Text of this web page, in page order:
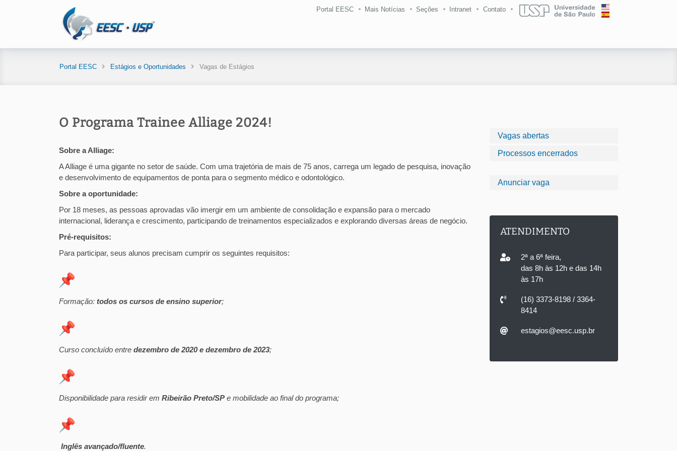
Portal EESC Mais Notícias Seções Intranet Contato
Portal EESC Estágios e Oportunidades Vagas de Estágios
Vagas abertas
Processos encerrados
Anunciar vaga
ATENDIMENTO
2ª a 6ª feira,
das 8h às 12h e das 14h
às 17h
(16) 3373-8198 / 3364-
8414
estagios@eesc.usp.br
O Programa Trainee Alliage 2024!
Sobre a Alliage:
A Alliage é uma gigante no setor de saúde. Com uma trajetória de mais de 75 anos, carrega um legado de pesquisa, inovação
e desenvolvimento de equipamentos de ponta para o segmento médico e odontológico.
Sobre a oportunidade:
Por 18 meses, as pessoas aprovadas vão imergir em um ambiente de consolidação e expansão para o mercado
internacional, liderança e crescimento, participando de treinamentos especializados e explorando diversas áreas de negócio.
Pré-requisitos:
Para participar, seus alunos precisam cumprir os seguintes requisitos:
Formação: todos os cursos de ensino superior;
Curso concluído entre dezembro de 2020 e dezembro de 2023;
Disponibilidade para residir em Ribeirão Preto/SP e mobilidade ao final do programa;
Inglês avançado/fluente.